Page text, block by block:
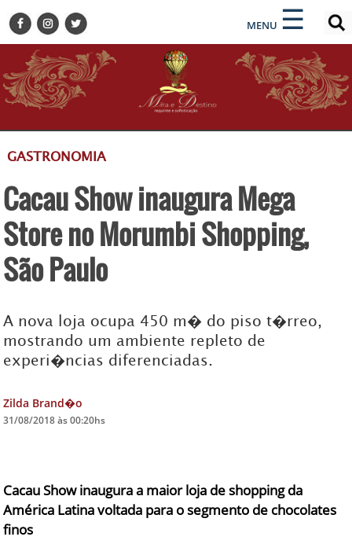
MENU ☰
×
BELEZA
BUSINESS E NEGÓCIOS
CULTURA
DESTINOS
GASTRONOMIA
HOTELARIA
MODA
TURISMO
ZILDA BRANDÃO
FALE CONOSCO
×
ENCONTRE SUA NOTÍCIA
GASTRONOMIA
Cacau Show inaugura Mega
Store no Morumbi Shopping,
São Paulo
A nova loja ocupa 450 m� do piso t�rreo,
mostrando um ambiente repleto de
experi�ncias diferenciadas.
Zilda Brand�o
31/08/2018 às 00:20hs
Cacau Show inaugura a maior loja de shopping da
América Latina voltada para o segmento de chocolates
finos